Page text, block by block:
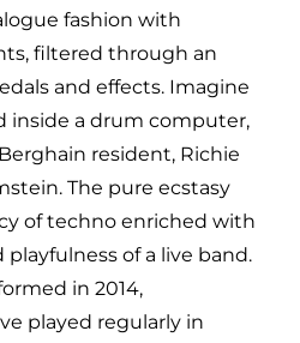
fashion with
filtered through an
and effects. Imagine
inside a drum computer,
resident, Richie
The pure ecstasy
of techno enriched with
of a live band.
in 2014,
played regularly in